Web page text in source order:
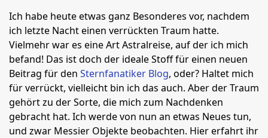
Ich habe heute etwas ganz Besonderes vor, nachdem
ich letzte Nacht einen verrückten Traum hatte.
Vielmehr war es eine Art Astralreise, auf der ich mich
befand! Das ist doch der ideale Stoff für einen neuen
Beitrag für den Sternfanatiker Blog, oder? Haltet mich
für verrückt, vielleicht bin ich das auch. Aber der Traum
gehört zu der Sorte, die mich zum Nachdenken
gebracht hat. Ich werde von nun an etwas Neues tun,
und zwar Messier Objekte beobachten. Hier erfahrt ihr